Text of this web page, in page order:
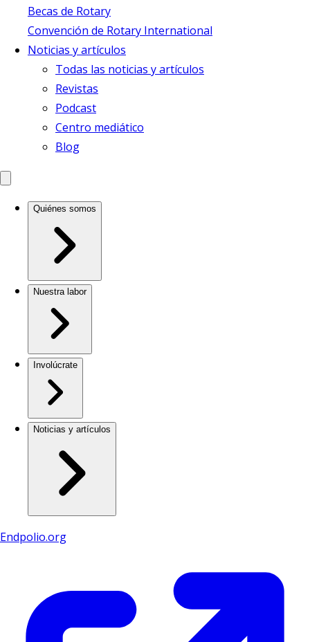
Becas de Rotary
Convención de Rotary International
Noticias y artículos
Todas las noticias y artículos
Revistas
Podcast
Centro mediático
Blog
Quiénes somos
Nuestra labor
Involúcrate
Noticias y artículos
Endpolio.org